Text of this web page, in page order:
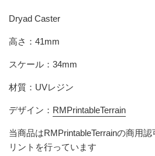
Dryad Caster
高さ：41mm
スケール：34mm
材質：UVレジン
デザイン： RMPrintableTerrain
当商品はRMPrintableTerrainの商用認
リントを行っています